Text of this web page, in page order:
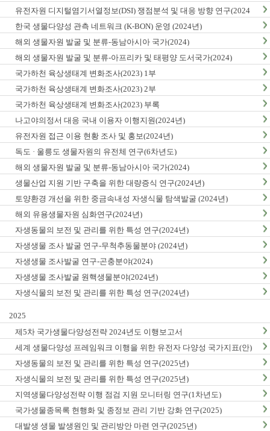
유전자원 디지털염기서열정보(DSI) 쟁점분석 및 대응 방향 연구(2024
년)
한국 생물다양성 관측 네트워크 (K-BON) 운영 (2024년)
해외 생물자원 발굴 및 분류-동남아시아 국가(2024)
해외 생물자원 발굴 및 분류-아프리카 및 태평양 도서국가(2024)
국가하천 육상생태계 변화조사(2023) 1부
국가하천 육상생태계 변화조사(2023) 2부
국가하천 육상생태계 변화조사(2023) 부록
나고야의정서 대응 국내 이용자 이행지원(2024년)
유전자원 접근 이용 현황 조사 및 홍보(2024년)
독도 · 울릉도 생물자원의 유전체 연구(6차년도)
해외 생물자원 발굴 및 분류-동남아시아 국가(2024)
생물산업 지원 기반 구축을 위한 대량증식 연구(2024년)
토양환경 개선을 위한 중금속내성 자생식물 탐색발굴 (2024년)
해외 유용생물자원 심화연구(2024년)
자생동물의 보전 및 관리를 위한 특성 연구(2024년)
자생생물 조사 발굴 연구-무척추동물분야 (2024년)
자생생물 조사발굴 연구-곤충분야(2024)
자생생물 조사발굴 원핵생물분야(2024년)
자생식물의 보전 및 관리를 위한 특성 연구(2024년)
2025
제5차 국가생물다양성전략 2024년도 이행보고서
세계 생물다양성 프레임워크 이행을 위한 유전자 다양성 국가지표(안)
마련(1차년도)
자생동물의 보전 및 관리를 위한 특성 연구(2025년)
자생식물의 보전 및 관리를 위한 특성 연구(2025년)
지역생물다양성전략 이행 점검 지원 모니터링 연구(1차년도)
국가생물종목록 현행화 및 종정보 관리 기반 강화 연구(2025)
대발생 생물 발생원인 및 관리방안 마련 연구(2025년)